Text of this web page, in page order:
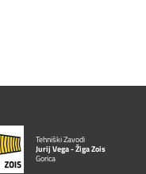
Tehniški Zavodi
Jurij Vega - Žiga Zois
Gorica